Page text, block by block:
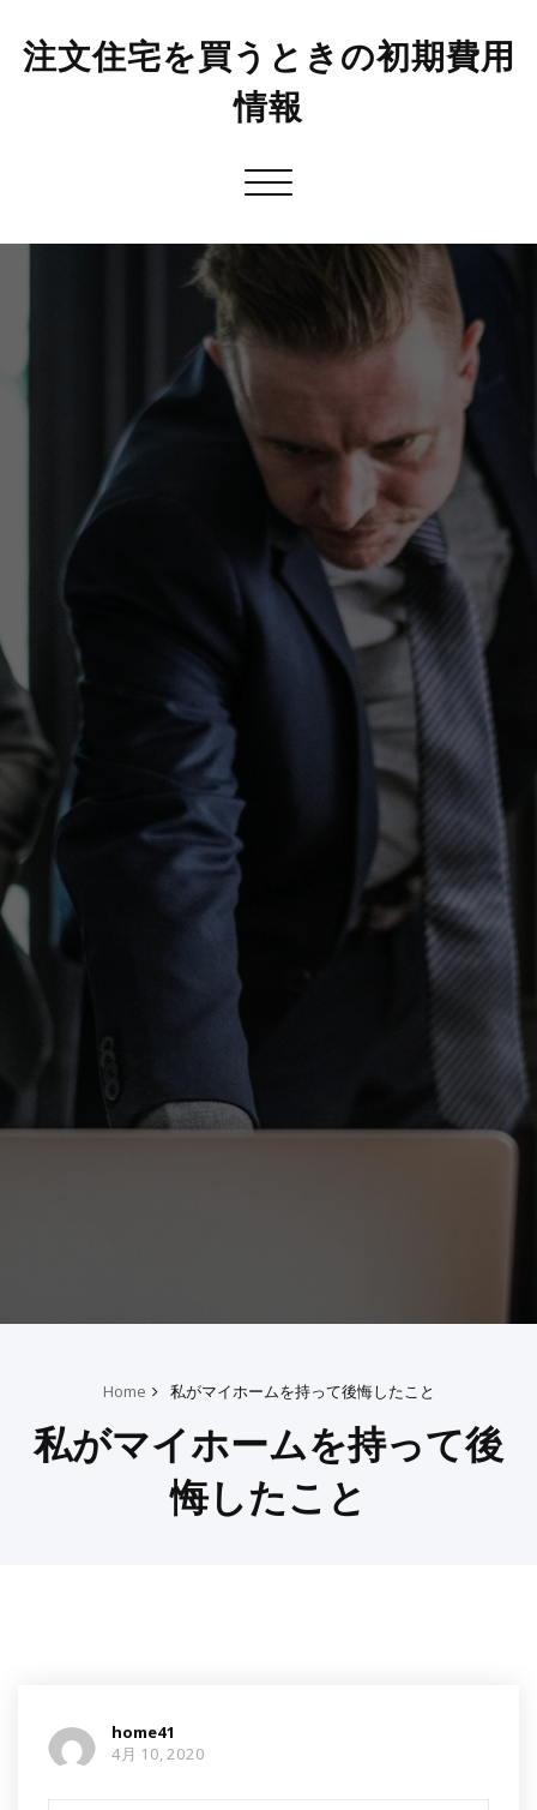
注文住宅を買うときの初期費用
情報
Toggle
Home 私がマイホームを持って後悔したこと
私がマイホームを持って後
悔したこと
home41
4月 10, 2020